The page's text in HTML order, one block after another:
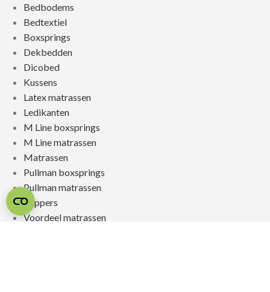
Bedbodems
Bedtextiel
Boxsprings
Dekbedden
Dicobed
Kussens
Latex matrassen
Ledikanten
M Line boxsprings
M Line matrassen
Matrassen
Pullman boxsprings
Pullman matrassen
Toppers
Voordeel matrassen